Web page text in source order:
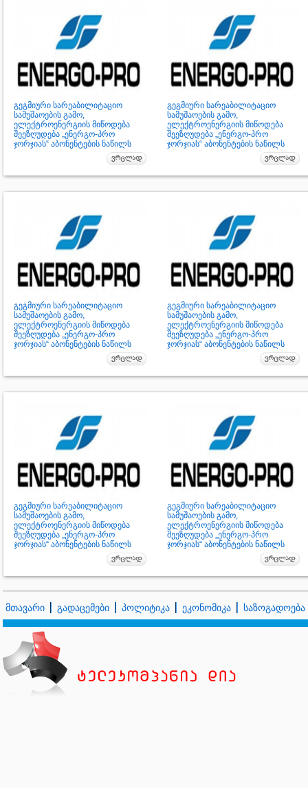
გეგმიური სარეაბილიტაციო
სამუშაოების გამო,
ელექტროენერგიის მიწოდება
შეეზღუდება „ენერგო-პრო
ჯორჯიას“ აბონენტების ნაწილს
გეგმიური სარეაბილიტაციო
სამუშაოების გამო,
ელექტროენერგიის მიწოდება
შეეზღუდება „ენერგო-პრო
ჯორჯიას“ აბონენტების ნაწილს
გეგმიური სარეაბილიტაციო
სამუშაოების გამო,
ელექტროენერგიის მიწოდება
შეეზღუდება „ენერგო-პრო
ჯორჯიას“ აბონენტების ნაწილს
გეგმიური სარეაბილიტაციო
სამუშაოების გამო,
ელექტროენერგიის მიწოდება
შეეზღუდება „ენერგო-პრო
ჯორჯიას“ აბონენტების ნაწილს
გეგმიური სარეაბილიტაციო
სამუშაოების გამო,
ელექტროენერგიის მიწოდება
შეეზღუდება „ენერგო-პრო
ჯორჯიას“ აბონენტების ნაწილს
გეგმიური სარეაბილიტაციო
სამუშაოების გამო,
ელექტროენერგიის მიწოდება
შეეზღუდება „ენერგო-პრო
ჯორჯიას“ აბონენტების ნაწილს
მთავარი გადაცემები პოლიტიკა ეკონომიკა საზოგადოება